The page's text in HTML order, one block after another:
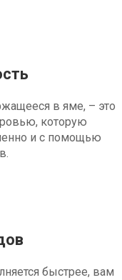
в яме, – это
которую
и с помощью
быстрее, вам